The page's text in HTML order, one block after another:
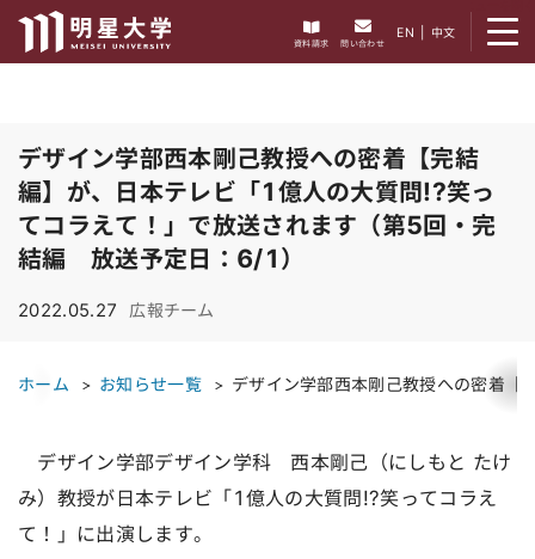
資料請求 問い合わせ
EN 中文
デザイン学部西本剛己教授への密着【完結
編】が、日本テレビ「1億人の大質問!?笑っ
てコラえて！」で放送されます（第5回・完
結編 放送予定日：6/1）
2022.05.27 広報チーム
ホーム お知らせ一覧 デザイン学部西本剛己教授への密着
デザイン学部デザイン学科 西本剛己（にしもと たけ
み）教授が日本テレビ「1億人の大質問!?笑ってコラえ
て！」に出演します。